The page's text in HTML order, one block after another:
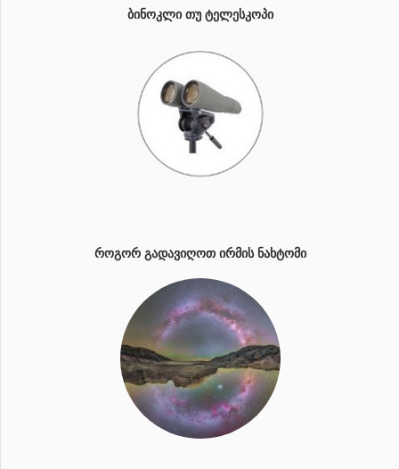
ᲑᲘᲜᲝᲙᲚᲘ ᲗᲣ ᲢᲔᲚᲔᲡᲙᲝᲞᲘ
ᲠᲝᲒᲝᲠ ᲒᲐᲓᲐᲕᲘᲦᲝᲗ ᲘᲠᲛᲘᲡ ᲜᲐᲮᲢᲝᲛᲘ